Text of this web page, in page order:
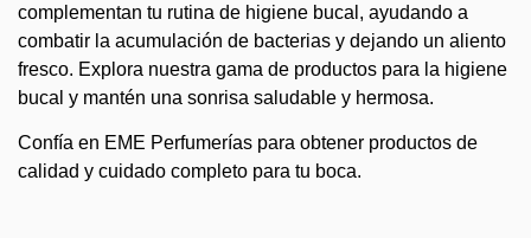
complementan tu rutina de higiene bucal, ayudando a
combatir la acumulación de bacterias y dejando un aliento
fresco. Explora nuestra gama de productos para la higiene
bucal y mantén una sonrisa saludable y hermosa.
Confía en EME Perfumerías para obtener productos de
calidad y cuidado completo para tu boca.